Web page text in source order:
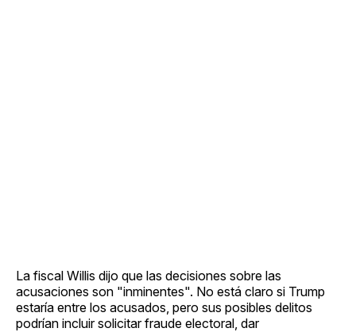
La fiscal Willis dijo que las decisiones sobre las
acusaciones son "inminentes". No está claro si Trump
estaría entre los acusados, pero sus posibles delitos
podrían incluir solicitar fraude electoral, dar